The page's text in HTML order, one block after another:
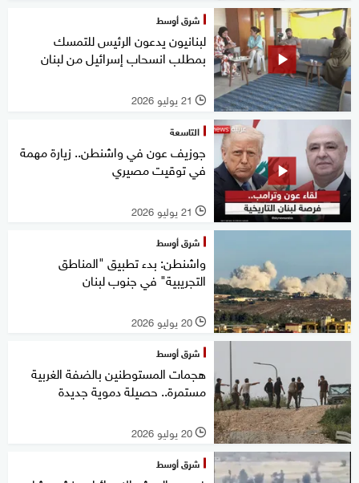
شرق أوسط
لبنانيون يدعون الرئيس للتمسك
بمطلب انسحاب إسرائيل من لبنان
l 21 يوليو 2026
التاسعة
جوزيف عون في واشنطن.. زيارة مهمة
في توقيت مصيري
l 21 يوليو 2026
شرق أوسط
واشنطن: بدء تطبيق "المناطق
التجريبية" في جنوب لبنان
l 20 يوليو 2026
شرق أوسط
هجمات المستوطنين بالضفة الغربية
مستمرة.. حصيلة دموية جديدة
l 20 يوليو 2026
شرق أوسط